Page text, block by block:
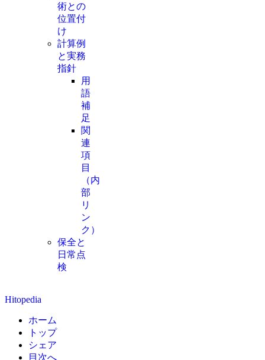
術との
位置付
け
計算例
と実務
指針
用
語
補
足
関
連
項
目
（内
部
リ
ン
ク）
保全と
日常点
検
Hitopedia
ホーム
トップ
シェア
目次へ